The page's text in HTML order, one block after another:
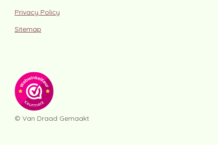
Privacy Policy
Sitemap
© Van Draad Gemaakt